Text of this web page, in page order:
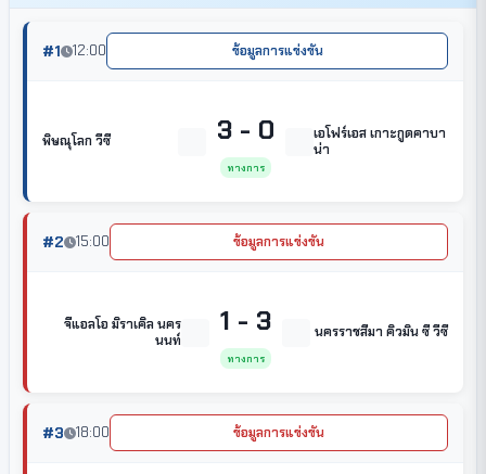
#1 12:00 ข้อมูลการแข่งขัน
พิษณุโลก วีซี 3 - 0
ทางการ
เอโฟร์เอส เกาะกูดคาบา
น่า
#2 15:00 ข้อมูลการแข่งขัน
จีแอลโอ มิราเคิล นคร
นนท์
1 - 3
ทางการ
นครราชสีมา คิวมิน ซี วีซี
#3 18:00 ข้อมูลการแข่งขัน